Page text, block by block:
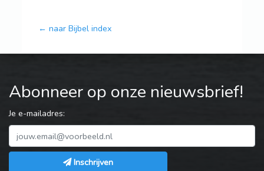
← naar Bijbel index
Abonneer op onze nieuwsbrief!
Je e-mailadres:
Inschrijven